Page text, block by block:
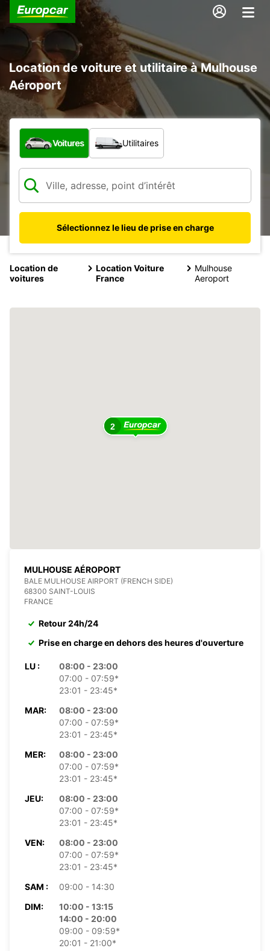
Location de voiture et utilitaire à Mulhouse
Aéroport
Quel type de véhicule ?
Voitures Utilitaires
Sélectionnez le lieu de prise en charge
Location de
voitures
Location Voiture
France
Mulhouse
Aeroport
2
MULHOUSE AÉROPORT
BALE MULHOUSE AIRPORT (FRENCH SIDE)
68300 SAINT-LOUIS
FRANCE
Retour 24h/24
Prise en charge en dehors des heures d'ouverture
LU :
08:00 - 23:00
07:00 - 07:59*
23:01 - 23:45*
MAR:
08:00 - 23:00
07:00 - 07:59*
23:01 - 23:45*
MER:
08:00 - 23:00
07:00 - 07:59*
23:01 - 23:45*
JEU:
08:00 - 23:00
07:00 - 07:59*
23:01 - 23:45*
VEN:
08:00 - 23:00
07:00 - 07:59*
23:01 - 23:45*
SAM :
09:00 - 14:30
DIM:
10:00 - 13:15
14:00 - 20:00
09:00 - 09:59*
20:01 - 21:00*